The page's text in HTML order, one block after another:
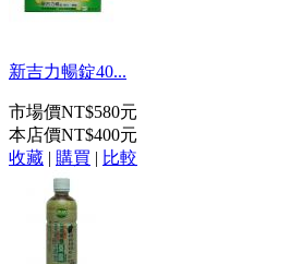
新吉力暢錠40...
市場價NT$580元
本店價NT$400元
收藏 | 購買 | 比較